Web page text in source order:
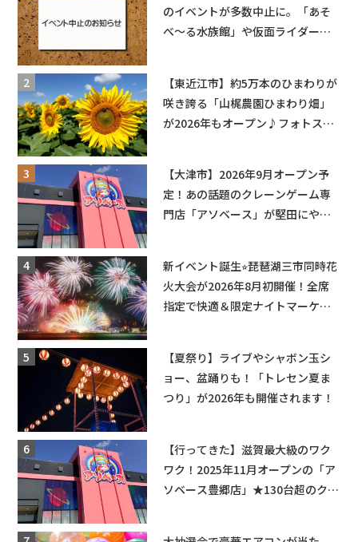
のイベントが多数中止に。「あそ
べ〜る水族館」や仮面ライダーシ
【東近江市】約5万本のひまわりが
咲き誇る「山梶農園ひまわり畑」
が2026年もオープン♪フォトスポ
【大津市】2026年9月オープン予
定！あの話題のクレーンゲーム専
門店「アソベース」が堅田にやっ
新イベント誕生⭐︎琵琶湖三市同時花
火大会が2026年8月初開催！全席
指定で快適＆限定ナイトマーケッ
【夏祭り】ライブやシャボン玉シ
ョー、盆踊りも！「トレセン夏ま
つり」が2026年も開催されます！
【行ってきた】滋賀最大級のワク
ワク！2025年11月オープンの「ア
ソベース豊郷店」★130台超のクレ